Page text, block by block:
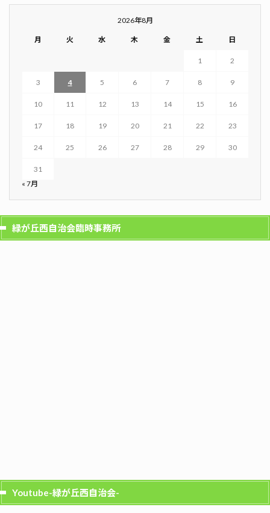
2026年8月
月 火 水 木 金 土 日
1 2
3 4 5 6 7 8 9
10 11 12 13 14 15 16
17 18 19 20 21 22 23
24 25 26 27 28 29 30
31
« 7月
緑が丘西自治会臨時事務所
Youtube-緑が丘西自治会-